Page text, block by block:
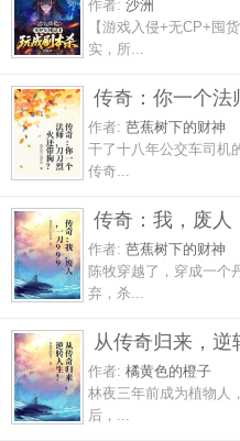
作者: 沙洲
【游戏入侵+无CP+囤
实，所...
传奇：你一个法
作者: 芭蕉树下的财神
干了十八年公交车司机
传奇...
传奇：我，废人
作者: 芭蕉树下的财神
陈牧穿越了，穿成一个
弃，杀...
从传奇归来，逆
作者: 橘黄色的橙子
林夜三年前成为植物人
后，...